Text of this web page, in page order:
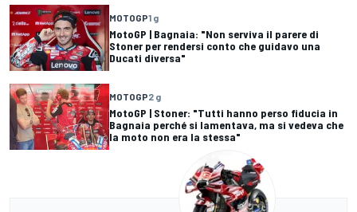
MOTOGP1 g
MotoGP | Bagnaia: "Non serviva il parere di
Stoner per rendersi conto che guidavo una
Ducati diversa"
MOTOGP2 g
MotoGP | Stoner: "Tutti hanno perso fiducia in
Bagnaia perché si lamentava, ma si vedeva che
la moto non era la stessa"